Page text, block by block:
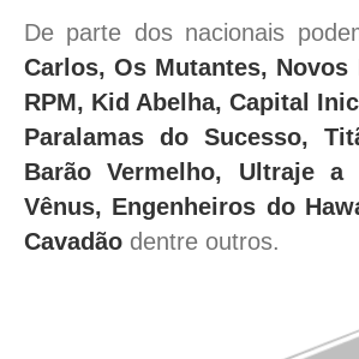
De parte dos nacionais
Carlos, Os Mutantes,
RPM, Kid Abelha, Capital
Paralamas do Sucesso,
Barão Vermelho, Ultraje
Vênus, Engenheiros do
Cavadão dentre outros.